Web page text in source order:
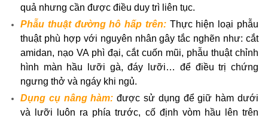
quả nhưng cần được điều duy trì liên tục.
Phẫu thuật đường hô hấp trên:Thực hiện loại phẫu
thuật phù hợp với nguyên nhân gây tắc nghẽn như: cắt
amidan, nạo VA phì đại, cắt cuốn mũi, phẫu thuật chỉnh
hình màn hầu lưỡi gà, đáy lưỡi… để điều trị chứng
ngưng thở và ngáy khi ngủ.
Dụng cụ nâng hàm: được sử dụng để giữ hàm dưới
và lưỡi luôn ra phía trước, cố định vòm hầu lên trên